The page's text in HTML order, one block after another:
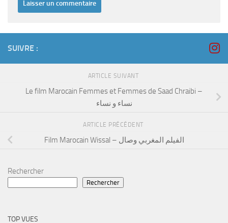
SUIVRE :
ARTICLE SUIVANT
Le film Marocain Femmes et Femmes de Saad Chraibi –
نساء و نساء
ARTICLE PRÉCÉDENT
Film Marocain Wissal – الفيلم المغربي وصال
Rechercher
Rechercher
TOP VUES